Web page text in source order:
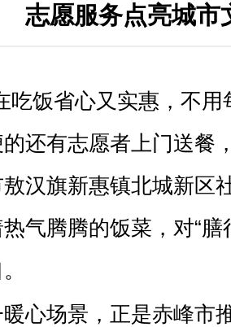
志愿服务点亮城市
吃饭省心又实惠，不
还有志愿者上门送餐
汉旗新惠镇北城新区
气腾腾的饭菜，对“膳
心场景，正是赤峰市